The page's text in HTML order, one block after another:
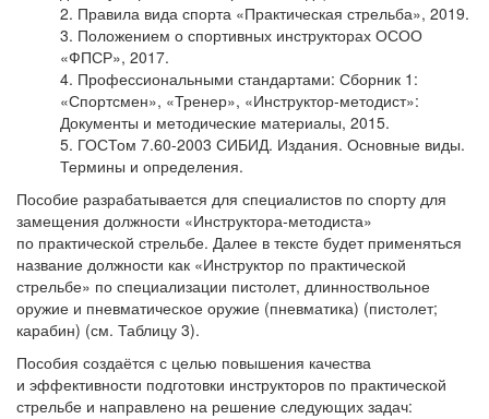
Правила вида спорта «Практическая стрельба», 2019.
Положением о спортивных инструкторах ОСОО
«ФПСР», 2017.
Профессиональными стандартами: Сборник 1:
«Спортсмен», «Тренер», «Инструктор-методист»:
Документы и методические материалы, 2015.
ГОСТом 7.60-2003 СИБИД. Издания. Основные виды.
Термины и определения.
Пособие разрабатывается для специалистов по спорту для
замещения должности «Инструктора-методиста»
по практической стрельбе. Далее в тексте будет применяться
название должности как «Инструктор по практической
стрельбе» по специализации пистолет, длинноствольное
оружие и пневматическое оружие (пневматика) (пистолет;
карабин) (см. Таблицу 3).
Пособия создаётся с целью повышения качества
и эффективности подготовки инструкторов по практической
стрельбе и направлено на решение следующих задач: